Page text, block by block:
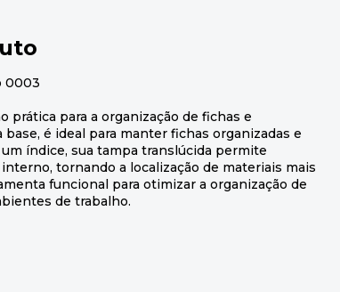
0003
prática para a organização de fichas e
é ideal para manter fichas organizadas e
índice, sua tampa translúcida permite
tornando a localização de materiais mais
funcional para otimizar a organização de
de trabalho.